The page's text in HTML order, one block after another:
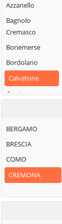
Azzanello
Bagnolo
Cremasco
Bonemerse
Bordolano
Calvatone
Camisano
Cantone
Cappella de'
BERGAMO
BRESCIA
COMO
CREMONA